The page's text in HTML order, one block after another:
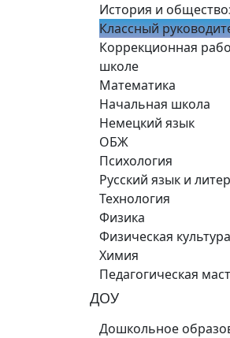
История и
Классный
Коррекционная
школе
Математика
Начальная школа
Немецкий язык
ОБЖ
Психология
Русский язык и
Технология
Физика
Физическая
Химия
Педагогическая
ДОУ
Дошкольное